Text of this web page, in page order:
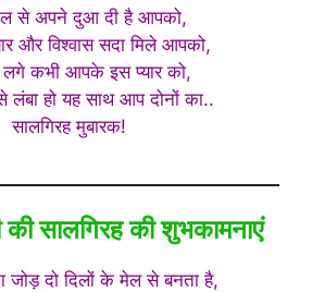
से अपने दुआ दी है आपको,
और विश्वास सदा मिले आपको,
कभी आपके इस प्यार को,
हो यह साथ आप दोनों का..
सालगिरह मुबारक!
की सालगिरह की शुभकामनाएं
जोड़ दो दिलों के मेल से बनता है,